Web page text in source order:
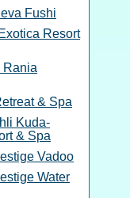
Fushi
Resort
Rania
& Spa
Kuda-
& Spa
Vadoo
Water